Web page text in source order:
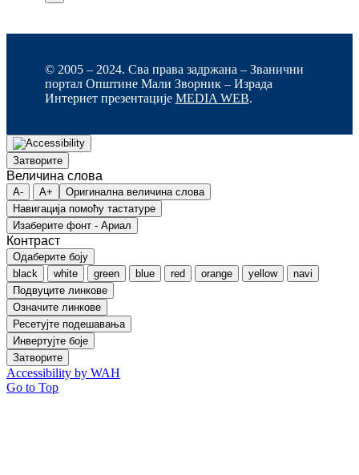
© 2005 – 2024. Сва права задржана – Званични
портал Општине Мали Зворник – Израда
Интернет презентације MEDIA WEB.
Затворите
Величина слова
A- A+
Оригинална величина слова
Навигација помоћу тастатуре
Изаберите фонт - Ариал
Контраст
Одаберите боју
black
white green blue red orange yellow
navi
Подвуците линкове
Означите линкове
Ресетујте подешавања
Инвертујте боје
Затворите
Accessibility by WAH
Go to Top